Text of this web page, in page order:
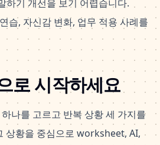
하기 개선을 보기 어렵습니다.
습, 자신감 변화, 업무 적용 사례를
로 시작하세요
나를 고르고 반복 상황 세 가지를
상황을 중심으로 worksheet, AI,